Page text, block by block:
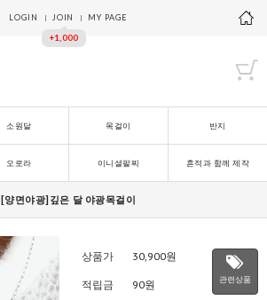
LOGIN JOIN
+1,000
MY PAGE
소원달 목걸이 반지
오로라 이니셜팔찌 흔적과 함께 제작
[양면야광]깊은 달 야광목걸이
상품가 30,900원
적립금 90원 관련상품